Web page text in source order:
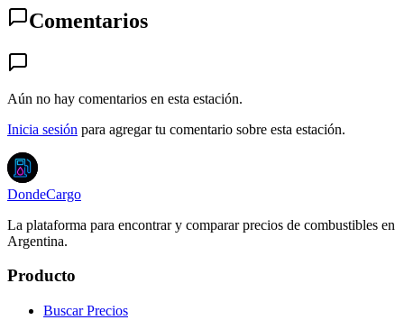
Comentarios
Aún no hay comentarios en esta estación.
Inicia sesión para agregar tu comentario sobre esta estación.
DondeCargo
La plataforma para encontrar y comparar precios de combustibles en
Argentina.
Producto
Buscar Precios